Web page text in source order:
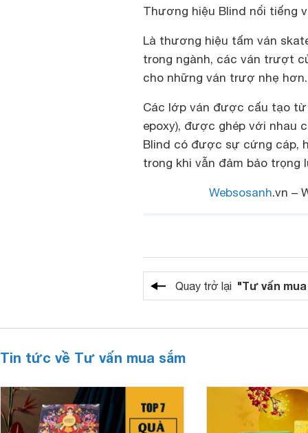
Thương hiệu Blind nổi tiếng
Là thương hiệu tấm ván
trong ngành, các ván trượt
cho những ván trượ nhẹ hơn.
Các lớp ván được cấu tạo từ
epoxy), được ghép với nhau
Blind có được sự cứng cáp,
trong khi vẫn đảm bảo trọng
Websosanh.vn –
Quay trở lại "Tư vấn
Tin tức về Tư vấn mua sắm